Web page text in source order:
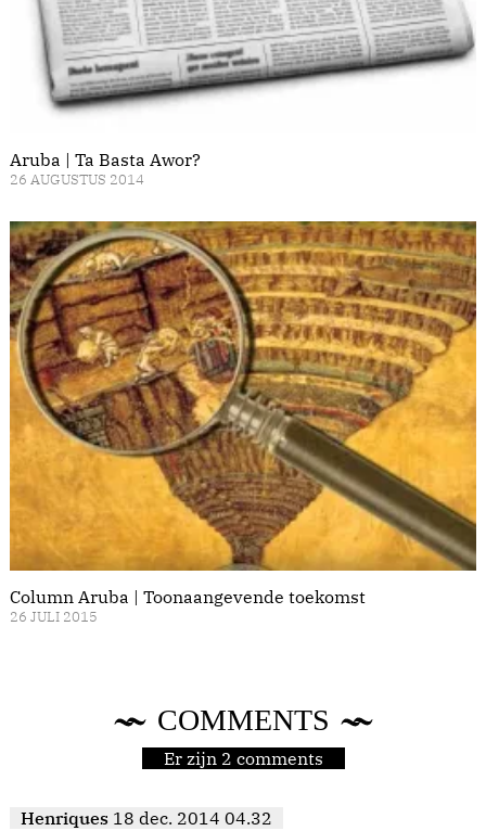
Aruba | Ta Basta Awor?
26 AUGUSTUS 2014
Column Aruba | Toonaangevende toekomst
26 JULI 2015
COMMENTS
Er zijn 2 comments
Henriques 18 dec. 2014 04.32